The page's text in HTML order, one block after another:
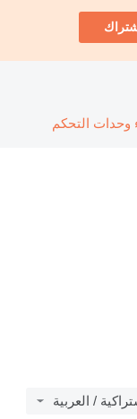
وحدات التحكم
/ العربية